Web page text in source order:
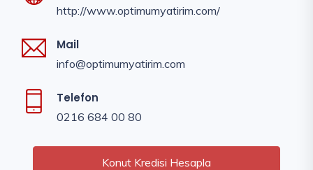
http://www.optimumyatirim.com/
Mail
info@optimumyatirim.com
Telefon
0216 684 00 80
Konut Kredisi Hesapla